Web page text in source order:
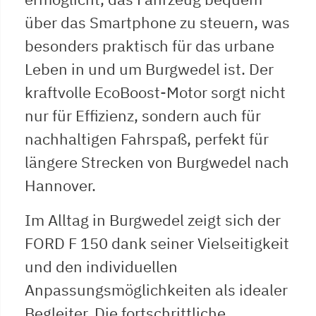
über das Smartphone zu steuern, was
besonders praktisch für das urbane
Leben in und um Burgwedel ist. Der
kraftvolle EcoBoost-Motor sorgt nicht
nur für Effizienz, sondern auch für
nachhaltigen Fahrspaß, perfekt für
längere Strecken von Burgwedel nach
Hannover.
Im Alltag in Burgwedel zeigt sich der
FORD F 150 dank seiner Vielseitigkeit
und den individuellen
Anpassungsmöglichkeiten als idealer